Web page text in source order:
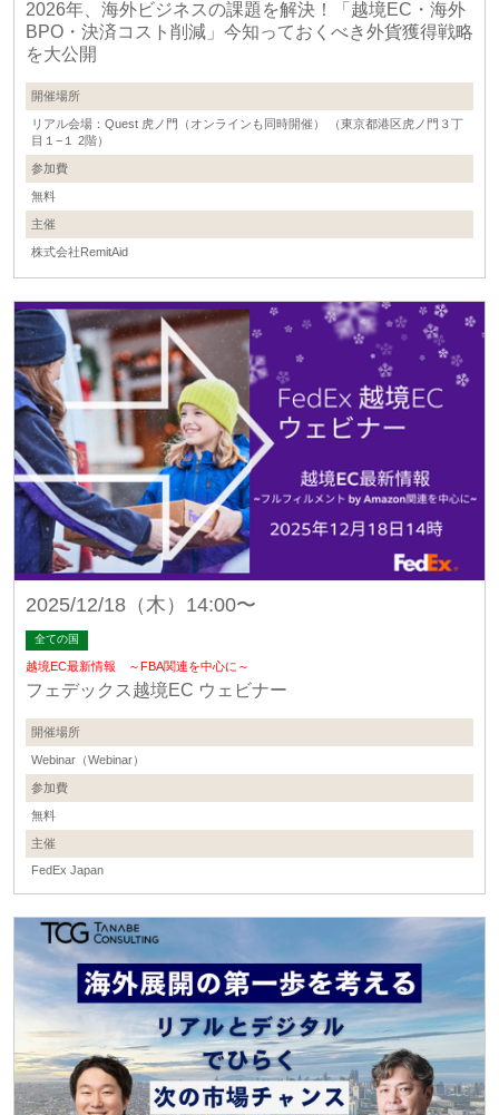
2026年、海外ビジネスの課題を解決！「越境EC・海外
BPO・決済コスト削減」今知っておくべき外貨獲得戦略
を大公開
開催場所
リアル会場：Quest 虎ノ門（オンラインも同時開催） （東京都港区虎ノ門３丁
目１−１ 2階）
参加費
無料
主催
株式会社RemitAid
2025/12/18（木）14:00〜
全ての国
越境EC最新情報 ～FBA関連を中心に～
フェデックス越境EC ウェビナー
開催場所
Webinar（Webinar）
参加費
無料
主催
FedEx Japan